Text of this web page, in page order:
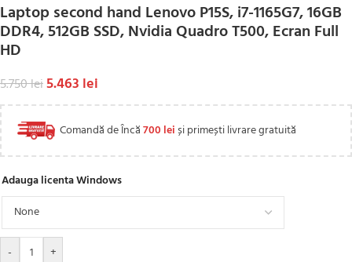
Laptop second hand Lenovo P15S, i7-1165G7, 16GB
DDR4, 512GB SSD, Nvidia Quadro T500, Ecran Full
HD
5.750lei5.463 lei
Comandă de Încă700 leiși primești livrare gratuită
Adauga licenta Windows
- +